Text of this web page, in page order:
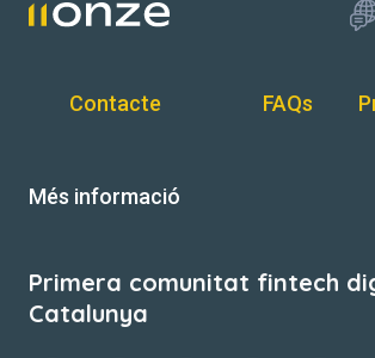
Contacte FAQs
Més informació
Primera comunitat fintech
Catalunya